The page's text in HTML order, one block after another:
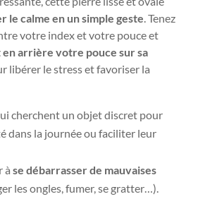
le calme en un simple geste . Tenez
votre index et votre pouce et
en arrière votre pouce sur sa
libérer le stress et favoriser la
cherchent un objet discret pour
dans la journée ou faciliter leur
àse débarrasser de mauvaises
les ongles, fumer, se gratter…).